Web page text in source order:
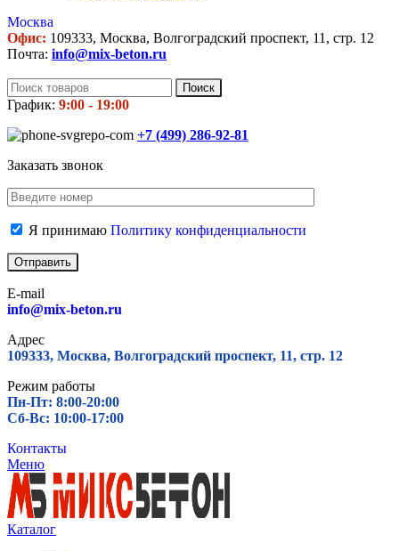
Москва
Офис: 109333, Москва, Волгоградский проспект, 11, стр. 12
Почта: info@mix-beton.ru
Поиск
График: 9:00 - 19:00
+7 (499) 286-92-81
Заказать звонок
Я принимаю Политику конфиденциальности
E-mail
info@mix-beton.ru
Адрес
109333, Москва, Волгоградский проспект, 11, стр. 12
Режим работы
Пн-Пт: 8:00-20:00
Сб-Вс: 10:00-17:00
Контакты
Меню
Каталог